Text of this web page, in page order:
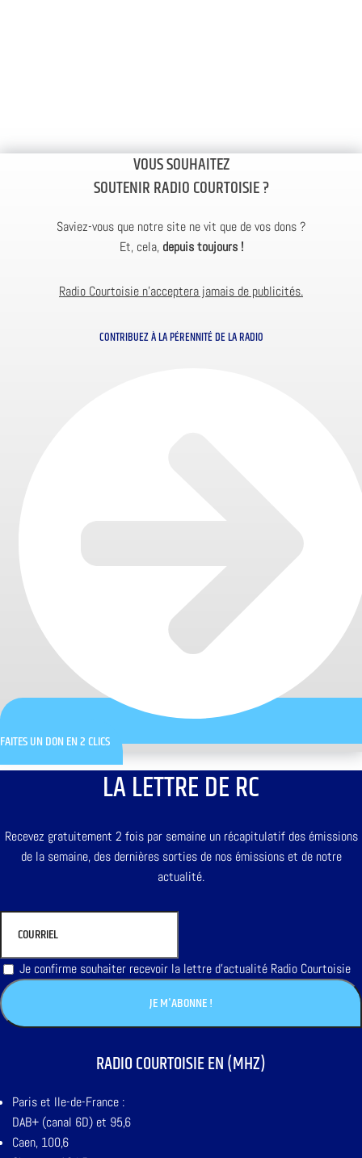
VOUS SOUHAITEZ
SOUTENIR RADIO COURTOISIE ?
Saviez-vous que notre site ne vit que de vos dons ?
Et, cela, depuis toujours !
Radio Courtoisie n’acceptera jamais de publicités.
CONTRIBUEZ À LA PÉRENNITÉ DE LA RADIO
FAITES UN DON EN 2 CLICS
LA LETTRE DE RC
Recevez gratuitement 2 fois par semaine un récapitulatif des émissions
de la semaine, des dernières sorties de nos émissions et de notre
actualité.
Je confirme souhaiter recevoir la lettre d'actualité Radio Courtoisie
RADIO COURTOISIE EN (MHZ)
Paris et Ile-de-France :
DAB+ (canal 6D) et 95,6
Caen, 100,6